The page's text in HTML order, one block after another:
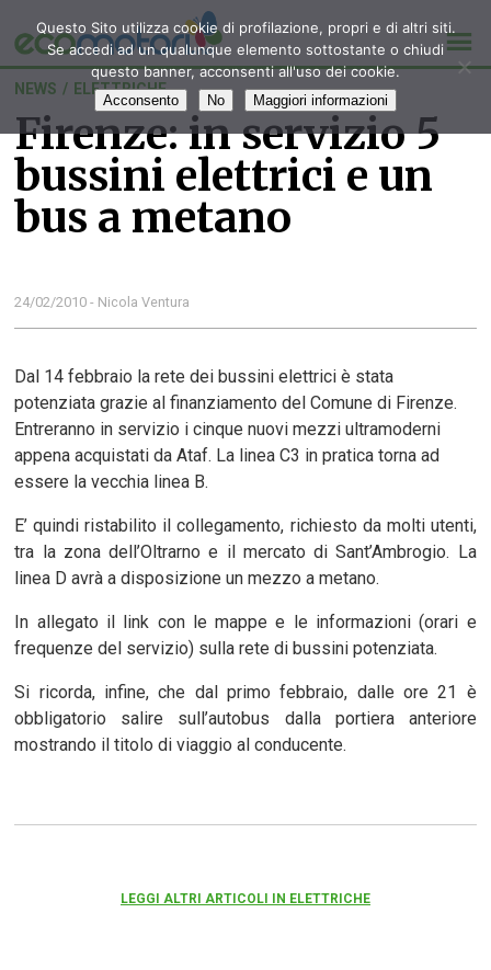
NEWS / ELETTRICHE
Firenze: in servizio 5
bussini elettrici e un
bus a metano
24/02/2010 - Nicola Ventura
Dal 14 febbraio la rete dei bussini elettrici è stata
potenziata grazie al finanziamento del Comune di Firenze.
Entreranno in servizio i cinque nuovi mezzi ultramoderni
appena acquistati da Ataf. La linea C3 in pratica torna ad
essere la vecchia linea B.
E’ quindi ristabilito il collegamento, richiesto da molti utenti,
tra la zona dell’Oltrarno e il mercato di Sant’Ambrogio. La
linea D avrà a disposizione un mezzo a metano.
In allegato il link con le mappe e le informazioni (orari e
frequenze del servizio) sulla rete di bussini potenziata.
Si ricorda, infine, che dal primo febbraio, dalle ore 21 è
obbligatorio salire sull’autobus dalla portiera anteriore
mostrando il titolo di viaggio al conducente.
LEGGI ALTRI ARTICOLI IN ELETTRICHE
Questo Sito utilizza cookie di profilazione, propri e di altri siti.
Se accedi ad un qualunque elemento sottostante o chiudi
questo banner, acconsenti all'uso dei cookie.
Acconsento No Maggiori informazioni